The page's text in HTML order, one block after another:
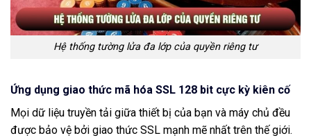
Hệ thống tường lửa đa lớp của quyền riêng tư
Ứng dụng giao thức mã hóa SSL 128 bit cực kỳ kiên cố
Mọi dữ liệu truyền tải giữa thiết bị của bạn và máy chủ đều
được bảo vệ bởi giao thức SSL mạnh mẽ nhất trên thế giới.